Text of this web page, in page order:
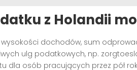
z Holandii
dochodów, sum
ulg podatkowych, np.
dla osób pracujących przez pół